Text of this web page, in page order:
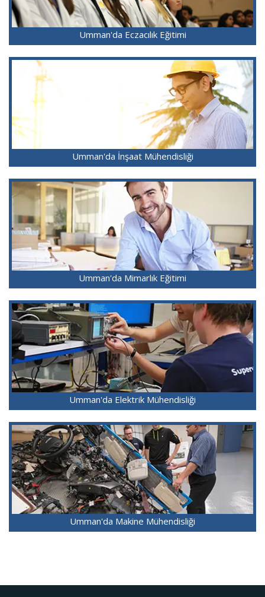
Umman'da Eczacılık Eğitimi
Umman'da İnşaat Mühendisliği
Umman'da Mimarlık Eğitimi
Umman'da Elektrik Mühendisliği
Umman'da Makine Mühendisliği